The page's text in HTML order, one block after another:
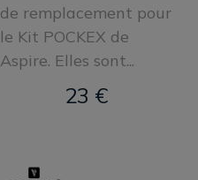
de remplacement pour
le Kit POCKEX de
Aspire. Elles sont...
23 €